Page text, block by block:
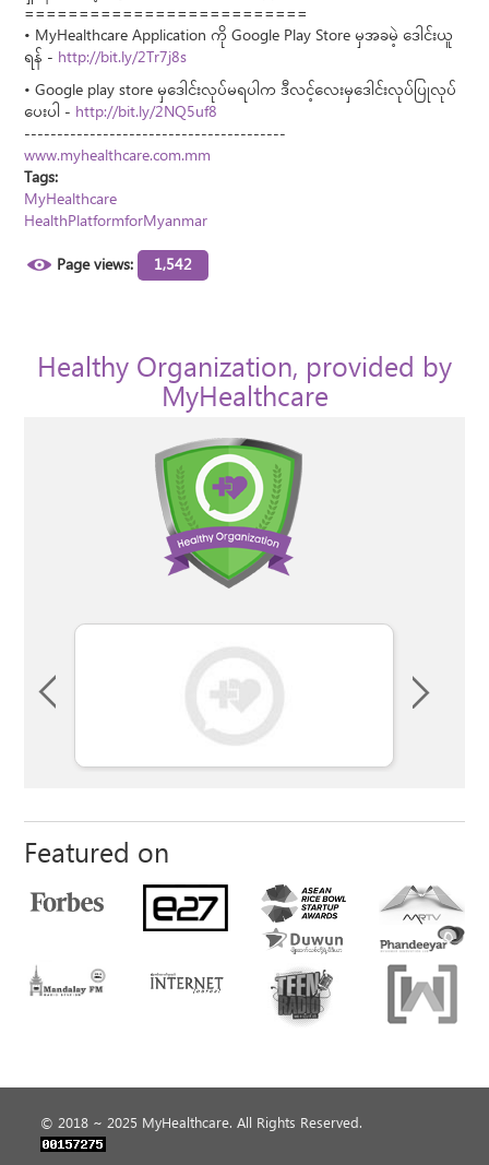
==========================
• MyHealthcare Application ကို Google Play Store မှအခမဲ့ ဒေါင်းယူ
ရန် - http://bit.ly/2Tr7j8s
• Google play store မှဒေါင်းလုပ်မရပါက ဒီလင့်လေးမှဒေါင်းလုပ်ပြုလုပ်
ပေးပါ - http://bit.ly/2NQ5uf8
----------------------------------------
www.myhealthcare.com.mm
Tags:
MyHealthcare
HealthPlatformforMyanmar
Page views:
1,542
Healthy Organization, provided by
MyHealthcare
Featured on
© 2018 ~ 2025 MyHealthcare. All Rights Reserved.